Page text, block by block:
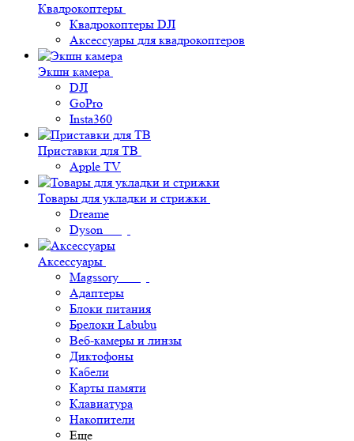
Квадрокоптеры
Квадрокоптеры DJI
Аксессуары для квадрокоптеров
Экшн камера
DJI
GoPro
Insta360
Приставки для ТВ
Apple TV
Товары для укладки и стрижки
Dreame
Dyson
Аксессуары
Magssory
Адаптеры
Блоки питания
Брелоки Labubu
Веб-камеры и линзы
Диктофоны
Кабели
Карты памяти
Клавиатура
Накопители
Еще